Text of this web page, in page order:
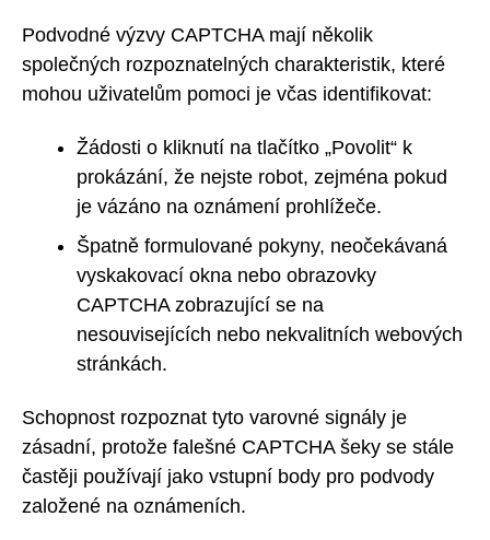
Podvodné výzvy CAPTCHA mají několik
společných rozpoznatelných charakteristik, které
mohou uživatelům pomoci je včas identifikovat:
Žádosti o kliknutí na tlačítko „Povolit“ k
prokázání, že nejste robot, zejména pokud
je vázáno na oznámení prohlížeče.
Špatně formulované pokyny, neočekávaná
vyskakovací okna nebo obrazovky
CAPTCHA zobrazující se na
nesouvisejících nebo nekvalitních webových
stránkách.
Schopnost rozpoznat tyto varovné signály je
zásadní, protože falešné CAPTCHA šeky se stále
častěji používají jako vstupní body pro podvody
založené na oznámeních.